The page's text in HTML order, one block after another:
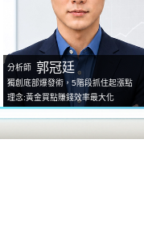
分析師 郭冠廷
獨創底部爆發術，5階段抓住起漲點
理念:黃金買點賺錢效率最大化